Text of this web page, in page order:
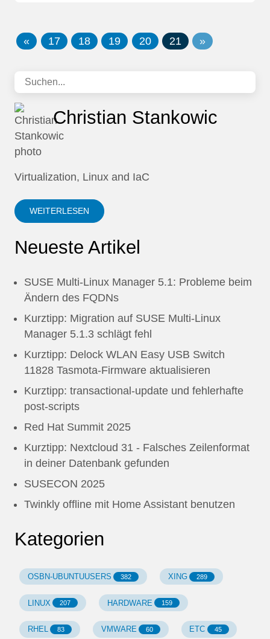
« 17 18 19 20 21 »
Christian Stankowic
Virtualization, Linux and IaC
WEITERLESEN
Neueste Artikel
SUSE Multi-Linux Manager 5.1: Probleme beim
Ändern des FQDNs
Kurztipp: Migration auf SUSE Multi-Linux
Manager 5.1.3 schlägt fehl
Kurztipp: Delock WLAN Easy USB Switch
11828 Tasmota-Firmware aktualisieren
Kurztipp: transactional-update und fehlerhafte
post-scripts
Red Hat Summit 2025
Kurztipp: Nextcloud 31 - Falsches Zeilenformat
in deiner Datenbank gefunden
SUSECON 2025
Twinkly offline mit Home Assistant benutzen
Kategorien
OSBN-UBUNTUUSERS 382 XING 289
LINUX 207 HARDWARE 159
RHEL 83 VMWARE 60 ETC 45